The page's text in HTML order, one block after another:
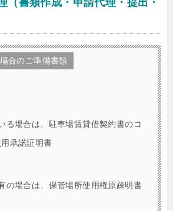
合のご準備書類
る場合は、駐車場賃貸借契約書のコ
承諾証明書
の場合は、保管場所使用権原疎明書